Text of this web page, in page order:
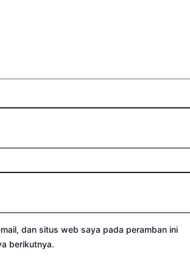
dan situs web saya pada peramban ini
berikutnya.